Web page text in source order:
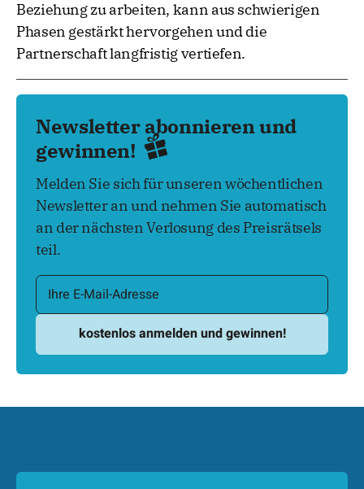
Beziehung zu arbeiten, kann aus schwierigen
Phasen gestärkt hervorgehen und die
Partnerschaft langfristig vertiefen.
Newsletter abonnieren und
gewinnen!
Melden Sie sich für unseren wöchentlichen
Newsletter an und nehmen Sie automatisch
an der nächsten Verlosung des Preisrätsels
teil.